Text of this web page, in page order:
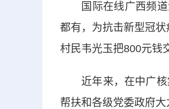
国际在线广西频道
都有，为抗击新型冠
村民韦光玉把800元钱
近年来，在中广核
帮扶和各级党委政府大